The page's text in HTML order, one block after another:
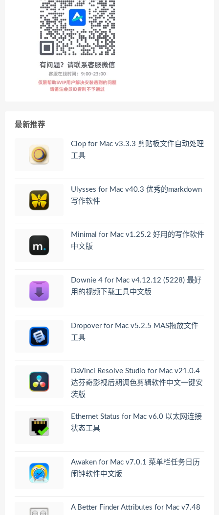
最新推荐
Clop for Mac v3.3.3 剪贴板文件自动处理
工具
Ulysses for Mac v40.3 优秀的markdown
写作软件
Minimal for Mac v1.25.2 好用的写作软件
中文版
Downie 4 for Mac v4.12.12 (5228) 最好
用的视频下载工具中文版
Dropover for Mac v5.2.5 MAS拖放文件
工具
DaVinci Resolve Studio for Mac v21.0.4
达芬奇影视后期调色剪辑软件中文一键安
装版
Ethernet Status for Mac v6.0 以太网连接
状态工具
Awaken for Mac v7.0.1 菜单栏任务日历
闹钟软件中文版
A Better Finder Attributes for Mac v7.48